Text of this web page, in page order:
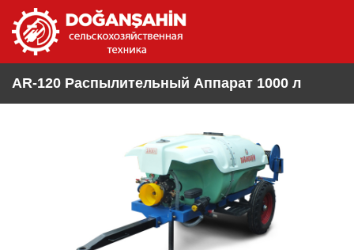
AR-120 Распылительный Аппарат 1000 л